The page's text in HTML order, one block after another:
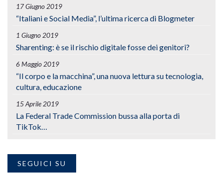
17 Giugno 2019
“Italiani e Social Media”, l’ultima ricerca di Blogmeter
1 Giugno 2019
Sharenting: è se il rischio digitale fosse dei genitori?
6 Maggio 2019
“Il corpo e la macchina”, una nuova lettura su tecnologia,
cultura, educazione
15 Aprile 2019
La Federal Trade Commission bussa alla porta di
TikTok…
SEGUICI SU